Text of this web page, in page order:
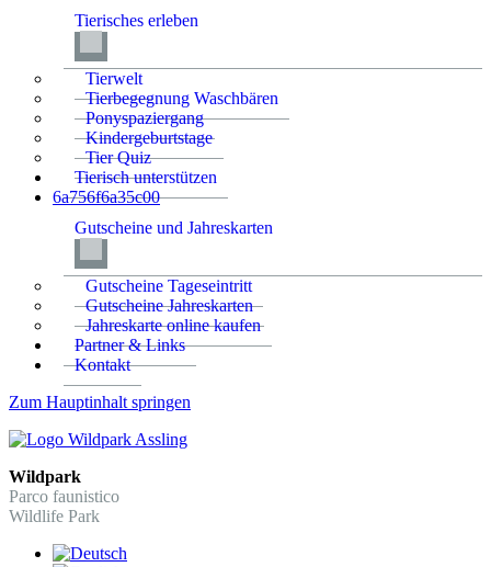
Tierisches erleben
Tierwelt
Tierbegegnung Waschbären
Ponyspaziergang
Kindergeburtstage
Tier Quiz
Tierisch unterstützen
6a756f6a35c00
Gutscheine und Jahreskarten
Gutscheine Tageseintritt
Gutscheine Jahreskarten
Jahreskarte online kaufen
Partner & Links
Kontakt
Zum Hauptinhalt springen
Wildpark
Parco faunistico
Wildlife Park